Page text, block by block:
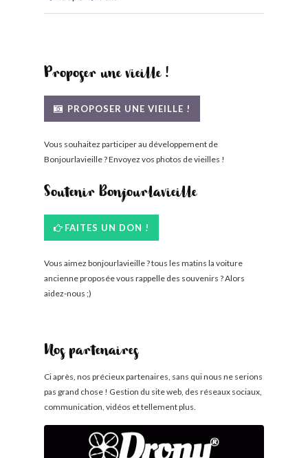
Proposer une vieille !
PROPOSER UNE VIEILLE !
Vous souhaitez participer au développement de
Bonjourlavieille ? Envoyez vos photos de vieilles !
Soutenir Bonjourlavieille
FAITES UN DON !
Vous aimez bonjourlavieille ? tous les matins la voiture
ancienne proposée vous rappelle des souvenirs ? Alors
aidez-nous ;)
Nos partenaires
Ci après, nos précieux partenaires, sans qui nous ne serions
pas grand chose ! Gestion du site web, des réseaux sociaux,
communication, vidéos et tellement plus.